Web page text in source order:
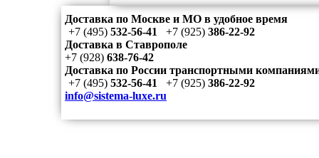
Доставка по Москве и МО в удобное время
+7 (495) 532-56-41 +7 (925) 386-22-92
Доставка в Ставрополе
+7 (928) 638-76-42
Доставка по России транспортными
+7 (495) 532-56-41 +7 (925) 386-22-92
info@sistema-luxe.ru